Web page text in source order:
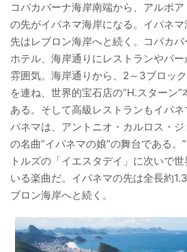
コパカバーナ海岸南端から、アルポ
の先がイパネマ海岸になる。イパネ
先はレブロン海岸へと続く。コパカ
ホテル、海岸通りにレストランやバ
雰囲気。海岸通りから、2～3ブロッ
を連ね、世界的宝石店の”H.スターン
ある。そして高級レストランもイパ
パネマは、アントニオ・カルロス・
の名曲”イパネマの娘”の舞台である。
トルズの「イエスタデイ」に次いで
いる楽曲だ。イパネマの先は全長約
ブロン海岸へと続く。